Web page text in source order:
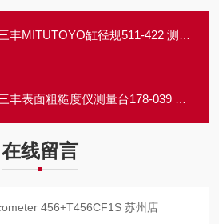
MITUTOYO缸径规511-422 测量范围35-60mm
表面粗糙度仪测量台178-039 用于SJ-410
在线留言